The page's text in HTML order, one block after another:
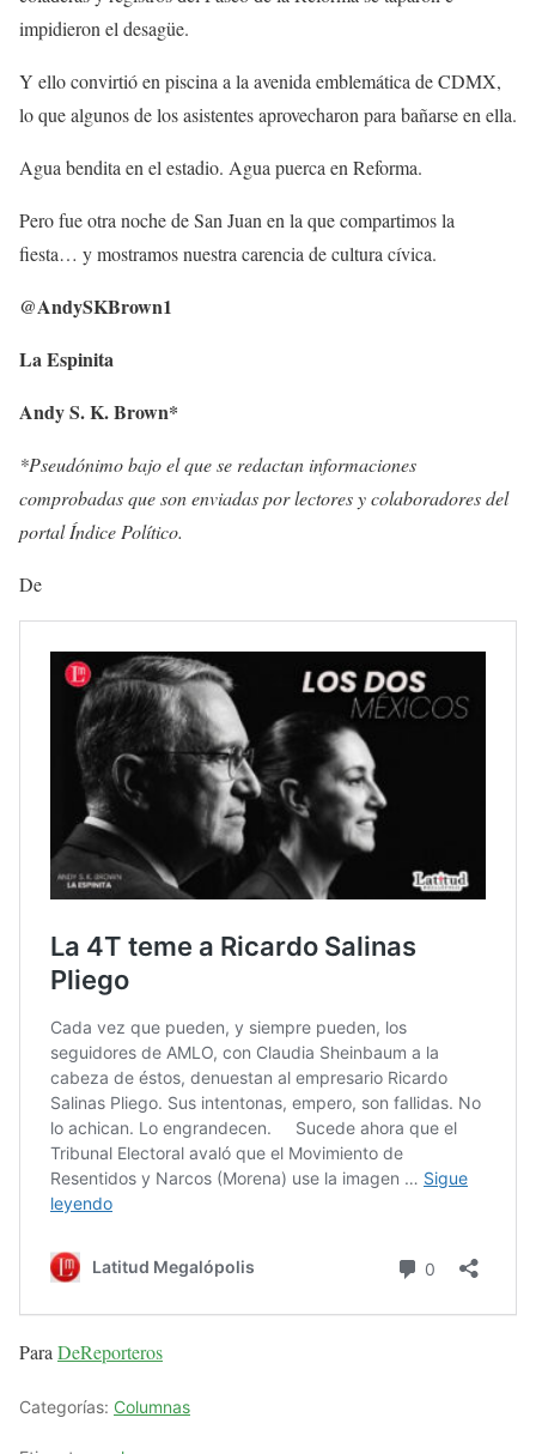
impidieron el desagüe.
Y ello convirtió en piscina a la avenida emblemática de CDMX,
lo que algunos de los asistentes aprovecharon para bañarse en ella.
Agua bendita en el estadio. Agua puerca en Reforma.
Pero fue otra noche de San Juan en la que compartimos la
fiesta… y mostramos nuestra carencia de cultura cívica.
@AndySKBrown1
La Espinita
Andy S. K. Brown*
*Pseudónimo bajo el que se redactan informaciones
comprobadas que son enviadas por lectores y colaboradores del
portal Índice Político.
De
Para DeReporteros
Categorías: Columnas